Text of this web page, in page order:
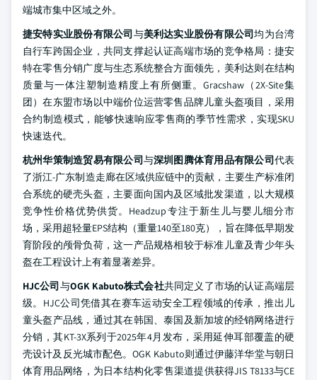
端城市集中区域之外。
捷安特实业股份有限公司与美利达实业股份有限公司均为台湾
自行车跨国企业，共同支撑起认证高端市场的竞争格局：捷安
特在零售分销广度与生态系统整合方面领先，美利达则在结构
质量与一体注塑制造精度上有所侧重。Gracshaw（2X-Site集
团）在东盟市场以中端价位运营零售品牌儿童头盔项目，采用
合约制造模式，能够快速响应零售商的季节性需求，实现SKU
快速迭代。
杭州华策制造贸易有限公司与深圳图腾体育用品有限公司代表
了浙江-广东制造走廊在区域供应链中的贡献，主要生产标准闭
合系统的硬壳头盔，主要面向国内及区域批发渠道，以大规模
竞争性价格优势供货。Headzup专注于新生儿与婴儿细分市
场，采用超轻量EPS结构（重量140至180克），旨在降低早期发
育阶段的颅骨负荷，这一产品规格相较于标准儿童及青少年头
盔在工程设计上有着显著差异。
HJC公司与OGK Kabuto株式会社共同定义了市场的认证高端层
级。HJC公司凭借其在赛车运动安全工程领域的传承，推出儿
童头盔产品线，通过其在韩国、泰国及新加坡的经销网络进行
分销，其KT-3X系列于2025年4月发布，采用延伸耳部覆盖的硬
壳设计及反光城市配色。OGK Kabuto则通过伊藤洋华堂与朝日
体育用品网络，为日本结构化零售渠道提供获得JIS T8133与CE